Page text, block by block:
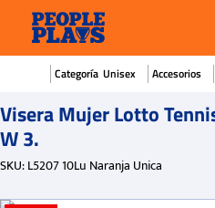
Unisex Accesorios
Visera Mujer Lotto
W 3.
SKU:L5207 10Lu Naranja Unica